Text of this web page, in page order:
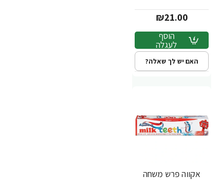
₪21.00
הוסף
לעגלה
האם יש לך שאלה?
אקווה פרש משחה